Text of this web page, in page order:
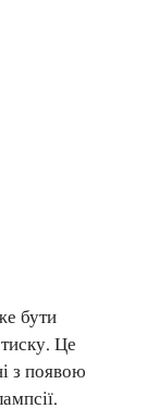
бути
Це
з появою